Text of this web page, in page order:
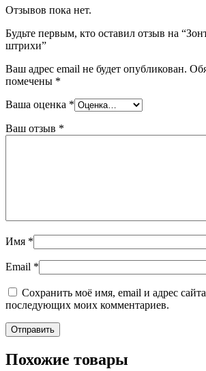
Отзывов пока нет.
Будьте первым, кто оставил отзыв на
штрихи”
Ваш адрес email не будет опубликован.
помечены *
Ваша оценка *
Ваш отзыв *
Имя *
Email *
Сохранить моё имя, email и адрес
последующих моих комментариев.
Похожие товары